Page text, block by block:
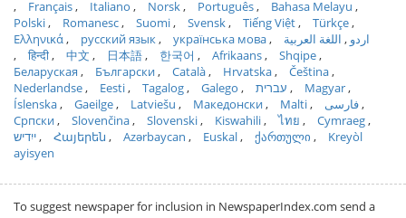
Français
Italiano Norsk Português
Bahasa Melayu
Polski
Romanesc Suomi Svensk Tiếng Việt
Türkçe
Ελληνικά
русский язык українська мова اردو
اللغة العربية
हिन्दी
中文 日本語 한국어 Afrikaans
Shqipe
Беларуская
Български Català Hrvatska
Čeština
Nederlandse
Eesti Tagalog Galego עברית
Magyar
Íslenska
Gaeilge Latviešu Македонски Malti
فارسی
Српски
Slovenčina Slovenski Kiswahili ไทย
Cymraeg
ייִדיש
Հայերեն Azərbaycan Euskal ქართული
Kreyòl
ayisyen
To suggest newspaper for inclusion in NewspaperIndex.com send a